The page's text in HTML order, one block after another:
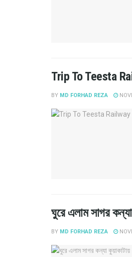
Trip To Teesta
BY MD FORHAD REZA
ঘুরে এলাম সাগর
BY MD FORHAD REZA